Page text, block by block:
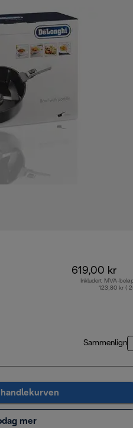
619,00 kr
Inkludert MVA-
123,80 kr (
Sammenlign
mer